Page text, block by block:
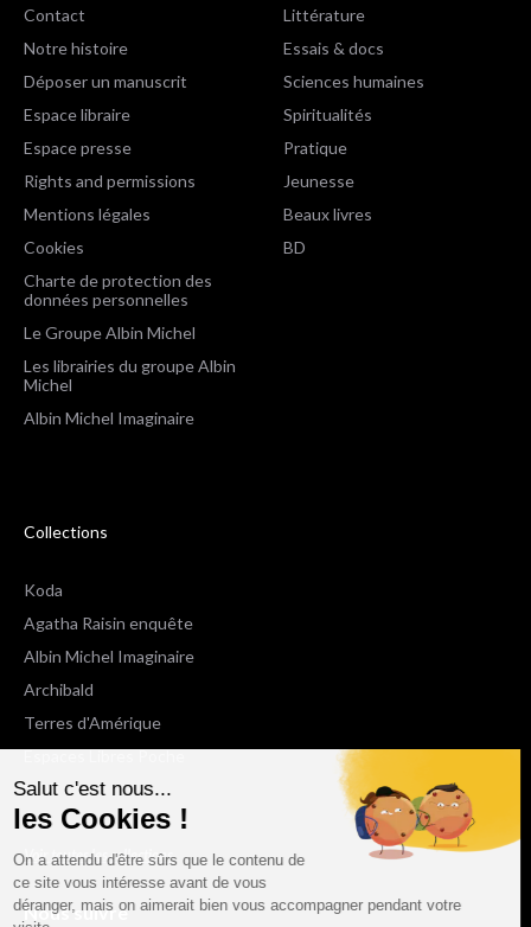
Salut c'est nous...
les Cookies !
On a attendu d'être sûrs que le contenu de
ce site vous intéresse avant de vous
déranger, mais on aimerait bien vous accompagner pendant votre
Contact
Notre histoire
Déposer un manuscrit
Espace libraire
Espace presse
Rights and permissions
Mentions légales
Cookies
Charte de protection des
données personnelles
Le Groupe Albin Michel
Les librairies du groupe Albin
Michel
Albin Michel Imaginaire
Littérature
Essais & docs
Sciences humaines
Spiritualités
Pratique
Jeunesse
Beaux livres
BD
Collections
Koda
Agatha Raisin enquête
Albin Michel Imaginaire
Archibald
Terres d'Amérique
Espaces Libres Poche
NOX
Wiz
Voir toutes les collections
Nous suivre